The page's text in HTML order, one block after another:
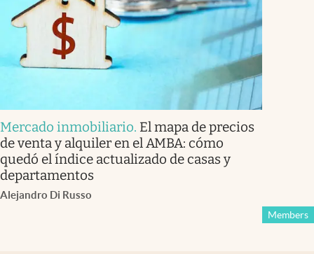
Mercado inmobiliario. El mapa de precios
de venta y alquiler en el AMBA: cómo
quedó el índice actualizado de casas y
departamentos
Alejandro Di Russo
Members